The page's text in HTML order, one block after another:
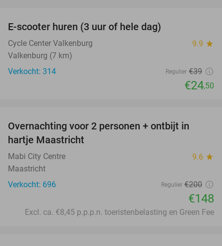
E-scooter huren (3 uur of hele dag)
Cycle Center Valkenburg 9.9 star
Valkenburg (7 km)
Verkocht: 314
Regulier €39
€24,50
Overnachting voor 2 personen + ontbijt in
hartje Maastricht
Mabi City Centre 9.6 star
Maastricht
Verkocht: 696
Regulier €200
€148
Excl. ca. €8,45 p.p.p.n. toeristenbelasting en Green Fee